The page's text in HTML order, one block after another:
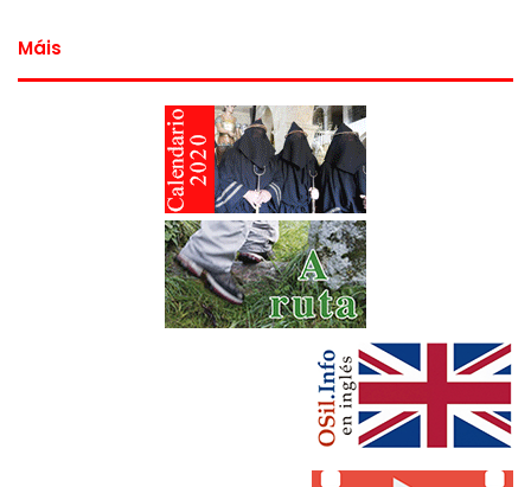
Máis